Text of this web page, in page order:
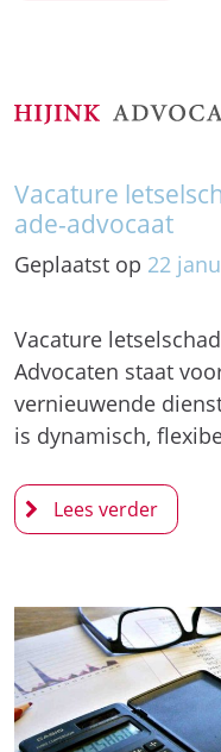
Vacature
ade-advocaat
Geplaatst op 22
Vacature
Advocaten staat
vernieuwende
is dynamisch,